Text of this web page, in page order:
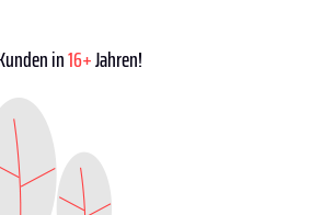
in16+Jahren!